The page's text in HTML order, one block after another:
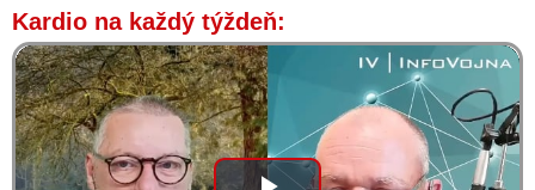
Kardio na každý týždeň: